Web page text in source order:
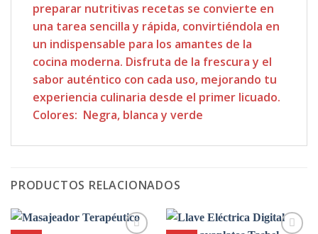
preparar nutritivas recetas se convierte en
una tarea sencilla y rápida, convirtiéndola en
un indispensable para los amantes de la
cocina moderna. Disfruta de la frescura y el
sabor auténtico con cada uso, mejorando tu
experiencia culinaria desde el primer licuado.
Colores: Negra, blanca y verde
PRODUCTOS RELACIONADOS